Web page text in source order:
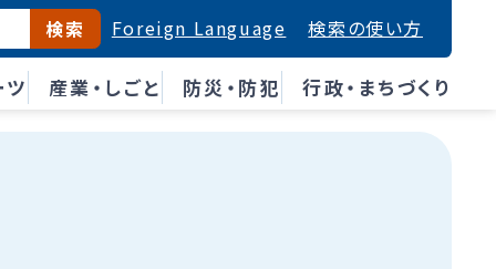
産業・しごと 防災・防犯 行政・まちづくり
検索 Foreign Language 検索の使い方